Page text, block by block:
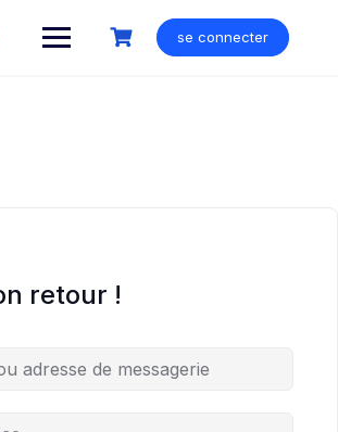
se connecter
retour !